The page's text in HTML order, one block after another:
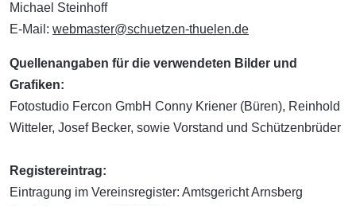
Michael Steinhoff
E-Mail: webmaster@schuetzen-thuelen.de
Quellenangaben für die verwendeten Bilder und
Grafiken:
Fotostudio Fercon GmbH Conny Kriener (Büren), Reinhold
Witteler, Josef Becker, sowie Vorstand und Schützenbrüder
Registereintrag:
Eintragung im Vereinsregister: Amtsgericht Arnsberg